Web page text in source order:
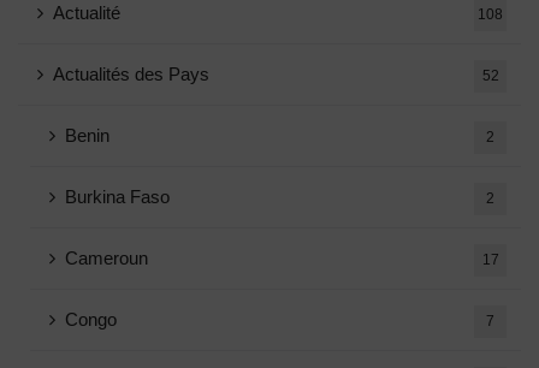
Actualité 108
Actualités des Pays 52
Benin 2
Burkina Faso 2
Cameroun 17
Congo 7